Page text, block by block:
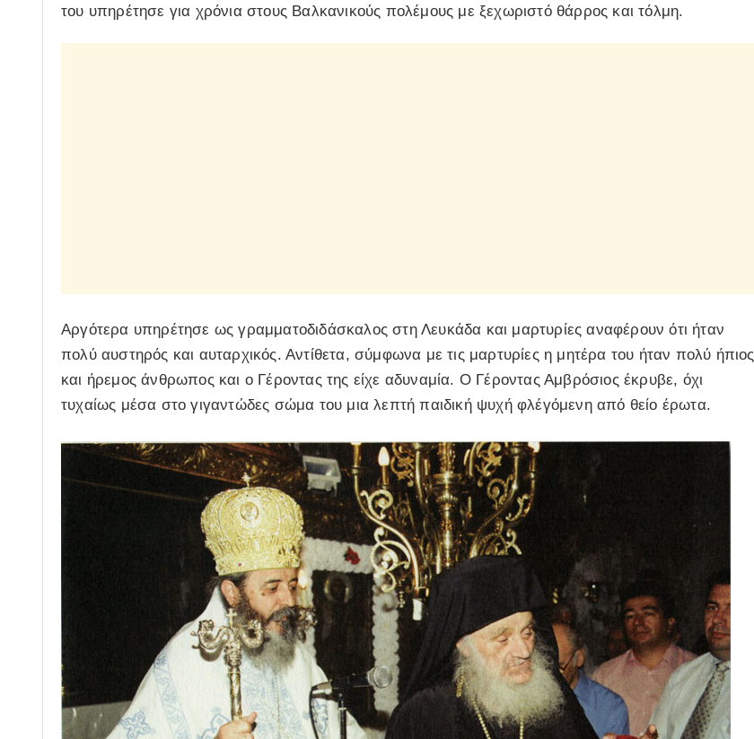
του υπηρέτησε για χρόνια στους Βαλκανικούς πολέμους με ξεχωριστό θάρρος και τόλμη.
Αργότερα υπηρέτησε ως γραμματοδιδάσκαλος στη Λευκάδα και μαρτυρίες αναφέρουν ότι ήταν
πολύ αυστηρός και αυταρχικός. Αντίθετα, σύμφωνα με τις μαρτυρίες η μητέρα του ήταν πολύ ήπιος
και ήρεμος άνθρωπος και ο Γέροντας της είχε αδυναμία. Ο Γέροντας Αμβρόσιος έκρυβε, όχι
τυχαίως μέσα στο γιγαντώδες σώμα του μια λεπτή παιδική ψυχή φλέγόμενη από θείο έρωτα.